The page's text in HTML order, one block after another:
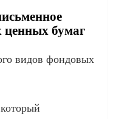
ценных бумаг
видов фондовых